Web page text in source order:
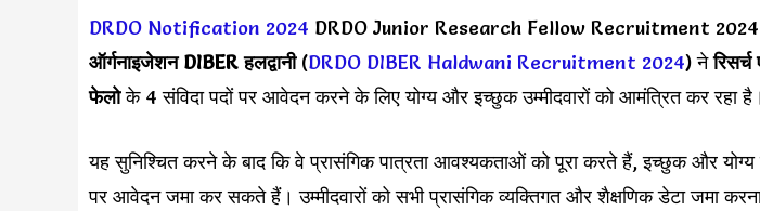
DRDO Notification 2024 DRDO Junior Research Fellow Recruitment
ऑर्गनाइजेशन DIBER हलद्वानी(DRDO DIBER Haldwani Recruitment 2024) ने
फेलोके 4 संविदा पदों पर आवेदन करने के लिए योग्य और इच्छुक उम्मीदवारों को आमंत्रित कर रहा है।
यह सुनिश्चित करने के बाद कि वे प्रासंगिक पात्रता आवश्यकताओं को पूरा करते हैं, इच्छुक और योग्य
पर आवेदन जमा कर सकते हैं। उम्मीदवारों को सभी प्रासंगिक व्यक्तिगत और शैक्षणिक डेटा जमा